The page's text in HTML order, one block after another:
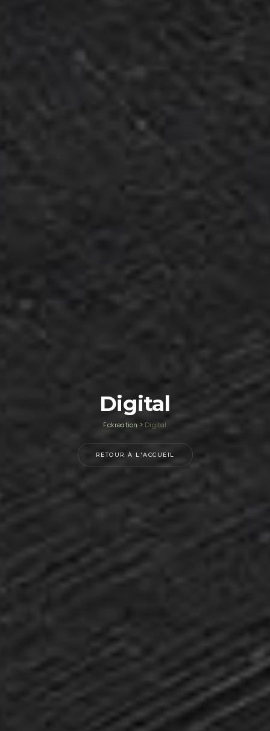
Digital
Fckreation > Digital
RETOUR À L'ACCUEIL